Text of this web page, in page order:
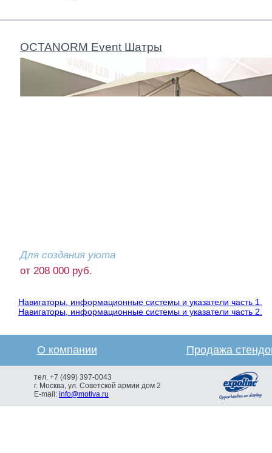
OCTANORM Event Шатры
Для создания уюта
от 208 000 руб.
Навигаторы, информационные системы и указатели часть 1.
Навигаторы, информационные системы и указатели часть 2.
О компании Продажа
тел. +7 (499) 397-0043
г. Москва, ул. Советской армии дом 2
E-mail: info@motiva.ru